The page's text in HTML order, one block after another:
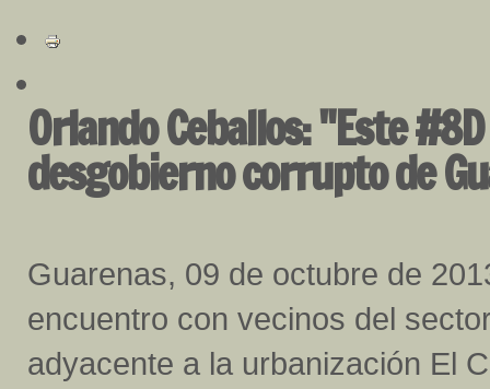
Orlando Ceballos: "Este
desgobierno corrupto de
Guarenas, 09 de octubre de
encuentro con vecinos del
adyacente a la urbanización El